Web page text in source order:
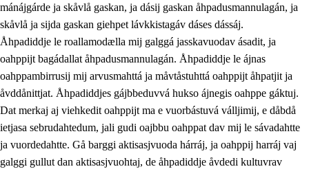
3. Prinsihpa skåvlå dåjmajda
3.1 Sebrudahtte oahppambirás
3.2 Åhpadibme ja hiebadum åhpadus
3.3 Aktisasjbarggo sijda ja skåvlå gaskan
3.4 Åhpadus åhpadusvidnudagán ja barggoiellemin
3.5 Profesjåvnåaktisasjvuohta ja skåvllååvddånibme
mánájgárde ja skåvlå gaskan, ja dásij gaskan åhpadusmannulagán, ja
skåvlå ja sijda gaskan giehpet lávkkistagáv dáses dássáj.
Åhpadiddje le roallamodælla mij galggá jasskavuodav ásadit, ja
oahppijt bagádallat åhpadusmannulagán. Åhpadiddje le ájnas
oahppambirrusij mij arvusmahttá ja måvtåstuhttá oahppijt åhpatjit ja
åvddånittjat. Åhpadiddjes gájbbeduvvá hukso ájnegis oahppe gáktuj.
Dat merkaj aj viehkedit oahppijt ma e vuorbástuvá válljimij, e dåbdå
ietjasa sebrudahtedum, jali gudi oajbbu oahppat dav mij le sávadahtte
ja vuordedahtte. Gå barggi aktisasjvuoda hárráj, ja oahppij harráj vaj
galggi gullut dan aktisasjvuohtaj, de åhpadiddje åvdedi kultuvrav